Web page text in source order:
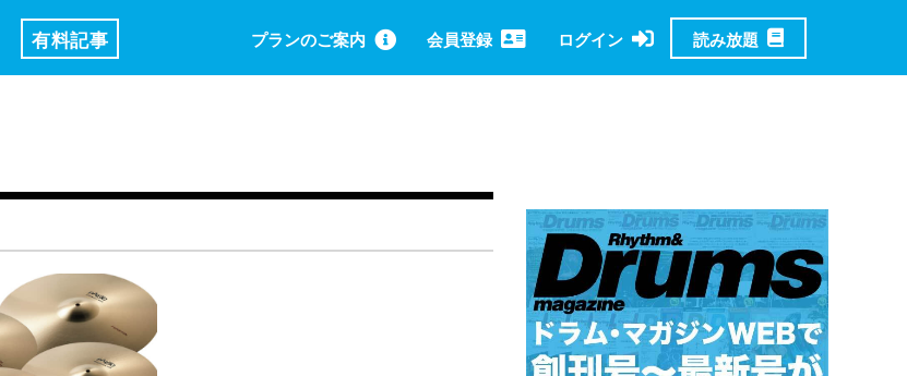
有料記事 プランのご案内 会員登録 ログイン 読み放題